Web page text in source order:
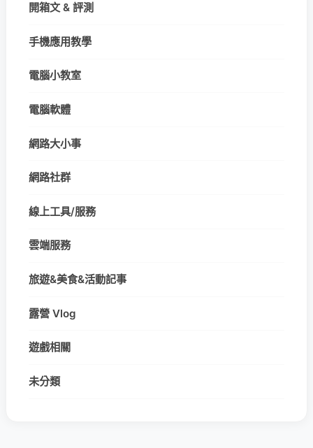
開箱文 & 評測
手機應用教學
電腦小教室
電腦軟體
網路大小事
網路社群
線上工具/服務
雲端服務
旅遊&美食&活動記事
露營 Vlog
遊戲相關
未分類